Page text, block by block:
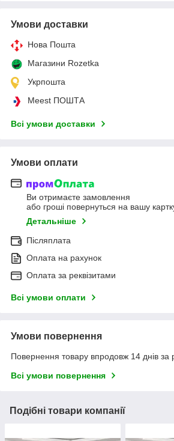
Умови доставки
Нова Пошта
Магазини Rozetka
Укрпошта
Meest ПОШТА
Всі умови доставки
Умови оплати
Ви отримаєте замовлення
або гроші повернуться на вашу
Детальніше
Післяплата
Оплата на рахунок
Оплата за реквізитами
Всі умови оплати
Умови повернення
Повернення товару впродовж 14 днів за
Всі умови повернення
Подібні товари компанії